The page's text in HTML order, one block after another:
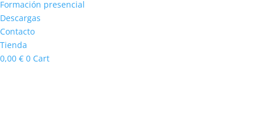
Formación presencial
Descargas
Contacto
Tienda
0,00 € 0 Cart